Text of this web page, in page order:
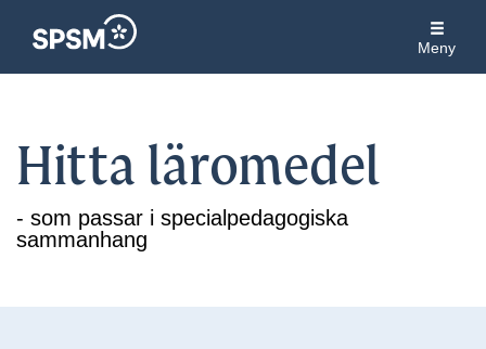
Meny
Hitta läromedel
- som passar i specialpedagogiska
sammanhang